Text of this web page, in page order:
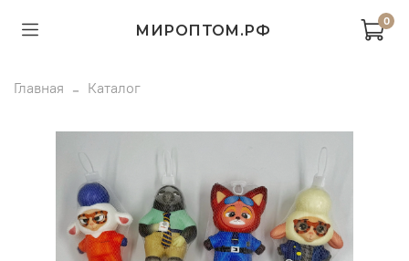
МИРОПТОМ.РФ
0
Главная Каталог